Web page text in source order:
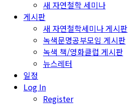
새 자연철학 세미나
게시판
새 자연철학세미나 게시판
녹색문명공부모임 게시판
녹색 책/영화클럽 게시판
뉴스레터
일정
Log In
Register